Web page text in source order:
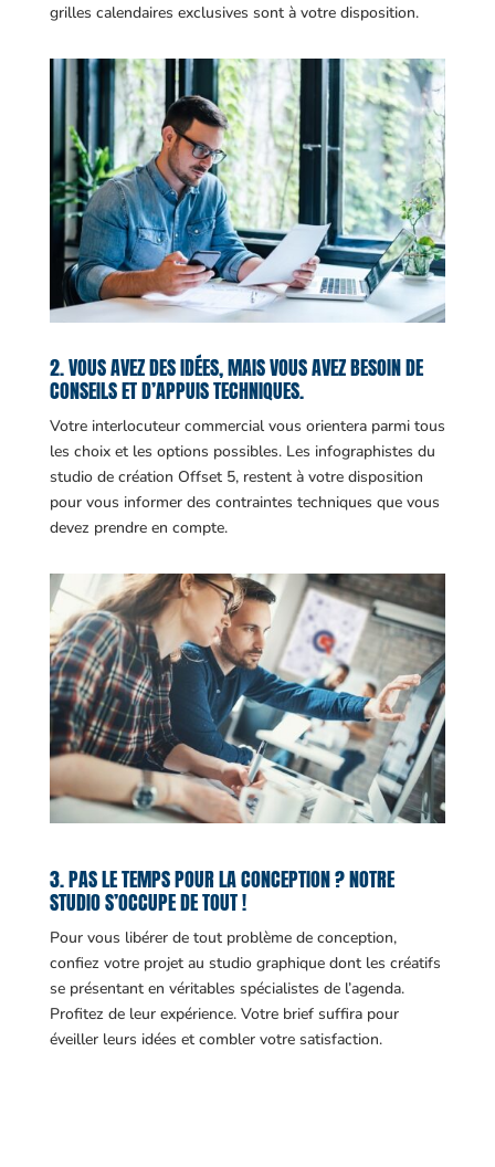
grilles calendaires exclusives sont à votre disposition.
2. VOUS AVEZ DES IDÉES, MAIS VOUS AVEZ BESOIN DE
CONSEILS ET D’APPUIS TECHNIQUES.
Votre interlocuteur commercial vous orientera parmi tous
les choix et les options possibles. Les infographistes du
studio de création Offset 5, restent à votre disposition
pour vous informer des contraintes techniques que vous
devez prendre en compte.
3. PAS LE TEMPS POUR LA CONCEPTION ? NOTRE
STUDIO S’OCCUPE DE TOUT !
Pour vous libérer de tout problème de conception,
confiez votre projet au studio graphique dont les créatifs
se présentant en véritables spécialistes de l’agenda.
Profitez de leur expérience. Votre brief suffira pour
éveiller leurs idées et combler votre satisfaction.